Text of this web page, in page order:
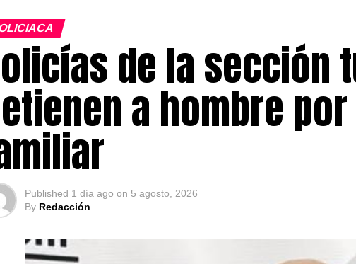
de la sección
a hombre
Published 1 día ago on 5 agosto, 2026
By Redacción